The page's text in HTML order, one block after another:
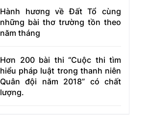
Hành hương về Đất Tổ cùng
những bài thơ trường tồn theo
năm tháng
Hơn 200 bài thi “Cuộc thi tìm
hiểu pháp luật trong thanh niên
Quân đội năm 2018” có chất
lượng.